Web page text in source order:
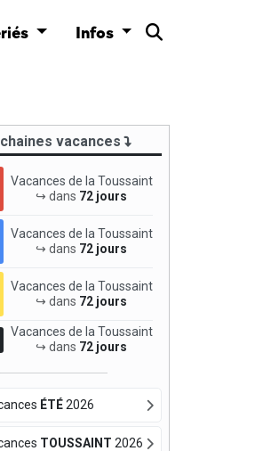
Infos
vacances
Vacances de la Toussaint
↪ dans 72 jours
Vacances de la Toussaint
↪ dans 72 jours
Vacances de la Toussaint
↪ dans 72 jours
Vacances de la Toussaint
↪ dans 72 jours
ÉTÉ2026
TOUSSAINT 2026